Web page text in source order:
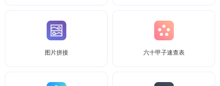
图片拼接 六十甲子速查表